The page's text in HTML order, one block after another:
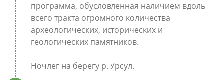
программа, обусловленная наличием вдоль
всего тракта огромного количества
археологических, исторических и
геологических памятников.
Ночлег на берегу р. Урсул.